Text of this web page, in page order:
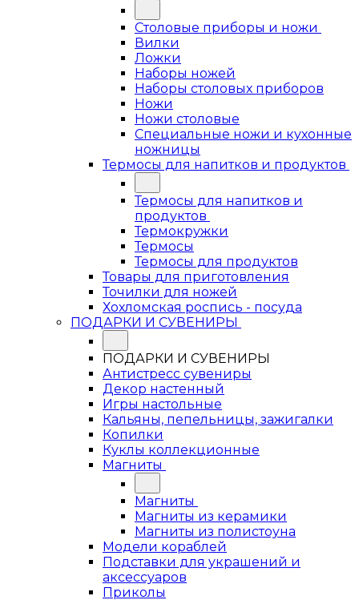
Столовые приборы и ножи
Вилки
Ложки
Наборы ножей
Наборы столовых приборов
Ножи
Ножи столовые
Специальные ножи и кухонные
ножницы
Термосы для напитков и продуктов
Термосы для напитков и
продуктов
Термокружки
Термосы
Термосы для продуктов
Товары для приготовления
Точилки для ножей
Хохломская роспись - посуда
ПОДАРКИ И СУВЕНИРЫ
ПОДАРКИ И СУВЕНИРЫ
Антистресс сувениры
Декор настенный
Игры настольные
Кальяны, пепельницы, зажигалки
Копилки
Куклы коллекционные
Магниты
Магниты
Магниты из керамики
Магниты из полистоуна
Модели кораблей
Подставки для украшений и
аксессуаров
Приколы